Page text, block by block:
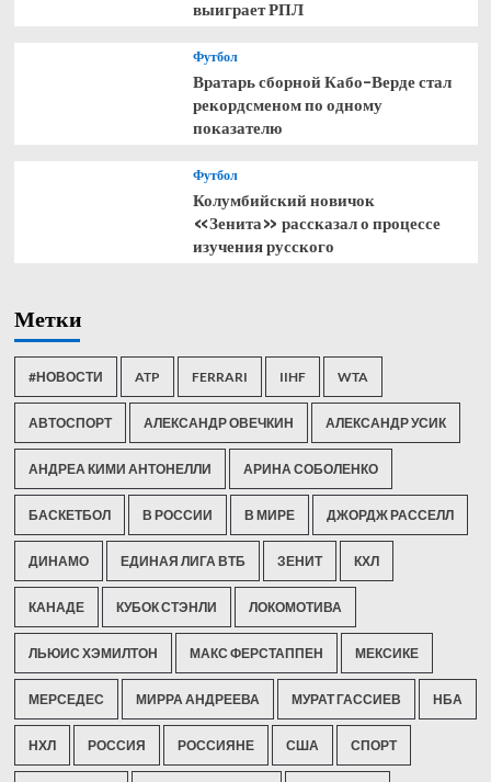
выиграет РПЛ
Футбол
Вратарь сборной Кабо-Верде стал
рекордсменом по одному
показателю
Футбол
Колумбийский новичок
«Зенита» рассказал о процессе
изучения русского
Метки
#НОВОСТИ ATP FERRARI IIHF WTA
АВТОСПОРТ АЛЕКСАНДР ОВЕЧКИН АЛЕКСАНДР УСИК
АНДРЕА КИМИ АНТОНЕЛЛИ АРИНА СОБОЛЕНКО
БАСКЕТБОЛ В РОССИИ В МИРЕ ДЖОРДЖ РАССЕЛЛ
ДИНАМО ЕДИНАЯ ЛИГА ВТБ ЗЕНИТ КХЛ
КАНАДЕ КУБОК СТЭНЛИ ЛОКОМОТИВА
ЛЬЮИС ХЭМИЛТОН МАКС ФЕРСТАППЕН МЕКСИКЕ
МЕРСЕДЕС МИРРА АНДРЕЕВА МУРАТ ГАССИЕВ НБА
НХЛ РОССИЯ РОССИЯНЕ США СПОРТ